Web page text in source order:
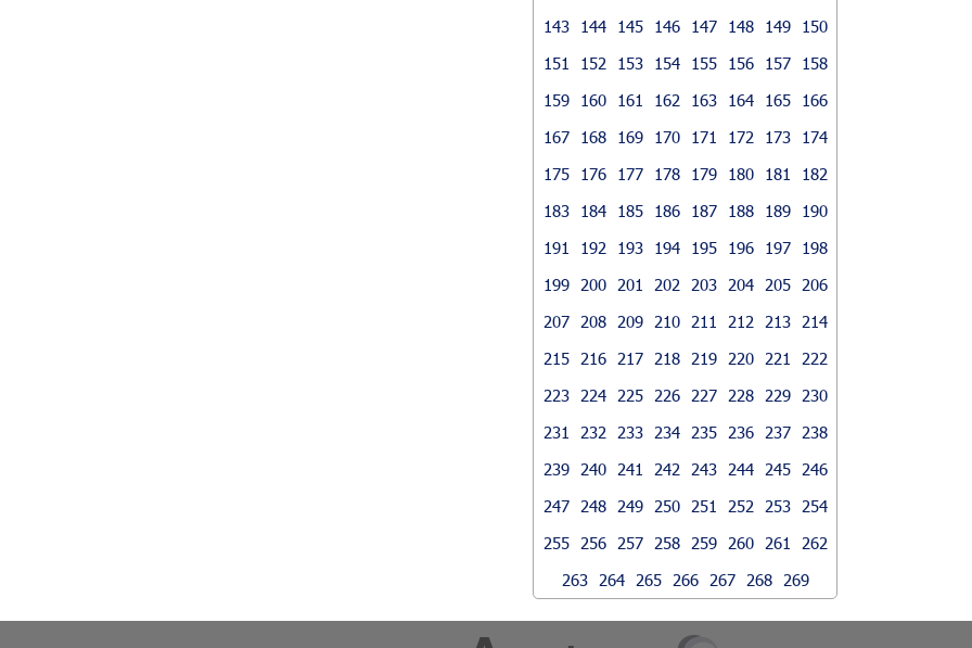
143
144 145 146 147 148 149
150
151
152 153 154 155 156 157
158
159
160 161 162 163 164 165
166
167
168 169 170 171 172 173
174
175
176 177 178 179 180 181
182
183
184 185 186 187 188 189
190
191
192 193 194 195 196 197
198
199
200 201 202 203 204 205
206
207
208 209 210 211 212 213
214
215
216 217 218 219 220 221
222
223
224 225 226 227 228 229
230
231
232 233 234 235 236 237
238
239
240 241 242 243 244 245
246
247
248 249 250 251 252 253
254
255
256 257 258 259 260 261
262
263
264 265 266 267 268 269